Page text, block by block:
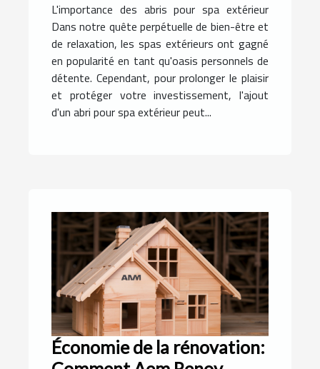
L'importance des abris pour spa extérieur
Dans notre quête perpétuelle de bien-être et
de relaxation, les spas extérieurs ont gagné
en popularité en tant qu'oasis personnels de
détente. Cependant, pour prolonger le plaisir
et protéger votre investissement, l'ajout
d'un abri pour spa extérieur peut...
Économie de la rénovation: